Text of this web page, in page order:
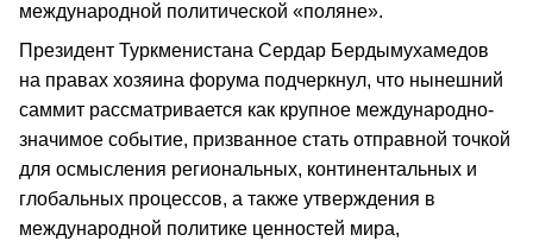
международной политической «поляне».
Президент Туркменистана Сердар Бердымухамедов
на правах хозяина форума подчеркнул, что нынешний
саммит рассматривается как крупное международно-
значимое событие, призванное стать отправной точкой
для осмысления региональных, континентальных и
глобальных процессов, а также утверждения в
международной политике ценностей мира,